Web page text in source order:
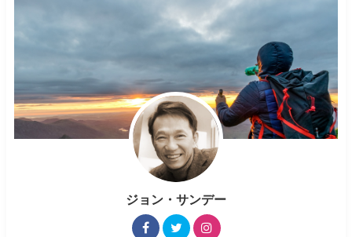
ジョン・サンデー